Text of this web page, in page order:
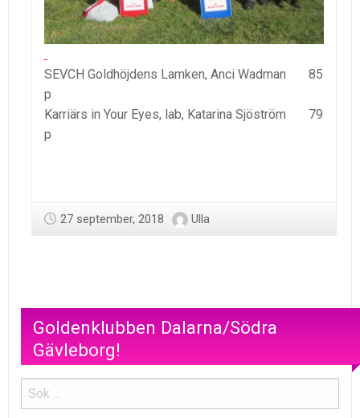
SEVCH Goldhöjdens Lamken, Anci Wadman 85
p
Karriärs in Your Eyes, lab, Katarina Sjöström 79
p
27 september, 2018 Ulla
Goldenklubben Dalarna/Södra
Gävleborg!